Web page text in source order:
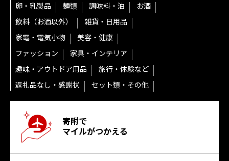
卵・乳製品
麺類 調味料・油
お酒
飲料（お酒以外）
雑貨・日用品
家電・電気小物
美容・健康
ファッション
家具・インテリア
趣味・アウトドア用品
旅行・体験など
返礼品なし・感謝状
セット類・その他
寄附で
マイルがつかえる